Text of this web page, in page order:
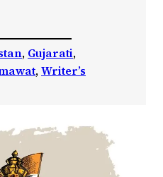
, Gujarati
, Writer’s